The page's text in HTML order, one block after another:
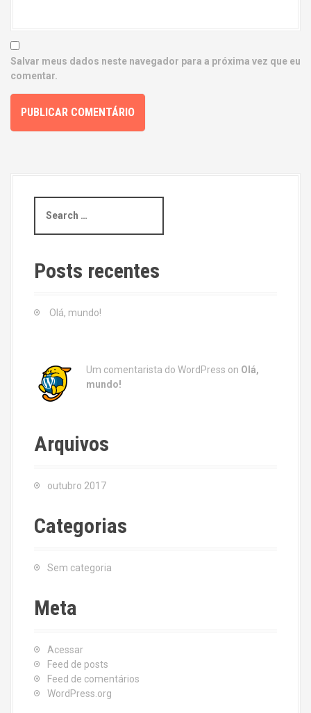
Salvar meus dados neste navegador para a próxima vez que eu
comentar.
a
c
h
Posts recentes
Olá, mundo!
Um comentarista do WordPress on Olá,
mundo!
Arquivos
outubro 2017
Categorias
Sem categoria
Meta
Acessar
Feed de posts
Feed de comentários
WordPress.org